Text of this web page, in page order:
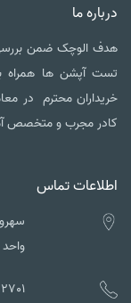
درباره ما
هدف الوچک ضمن
تست آپشن ها همراه
خریداران محترم در
کادر مجرب و متخصص
اطلاعات تماس
واحد ۱۰